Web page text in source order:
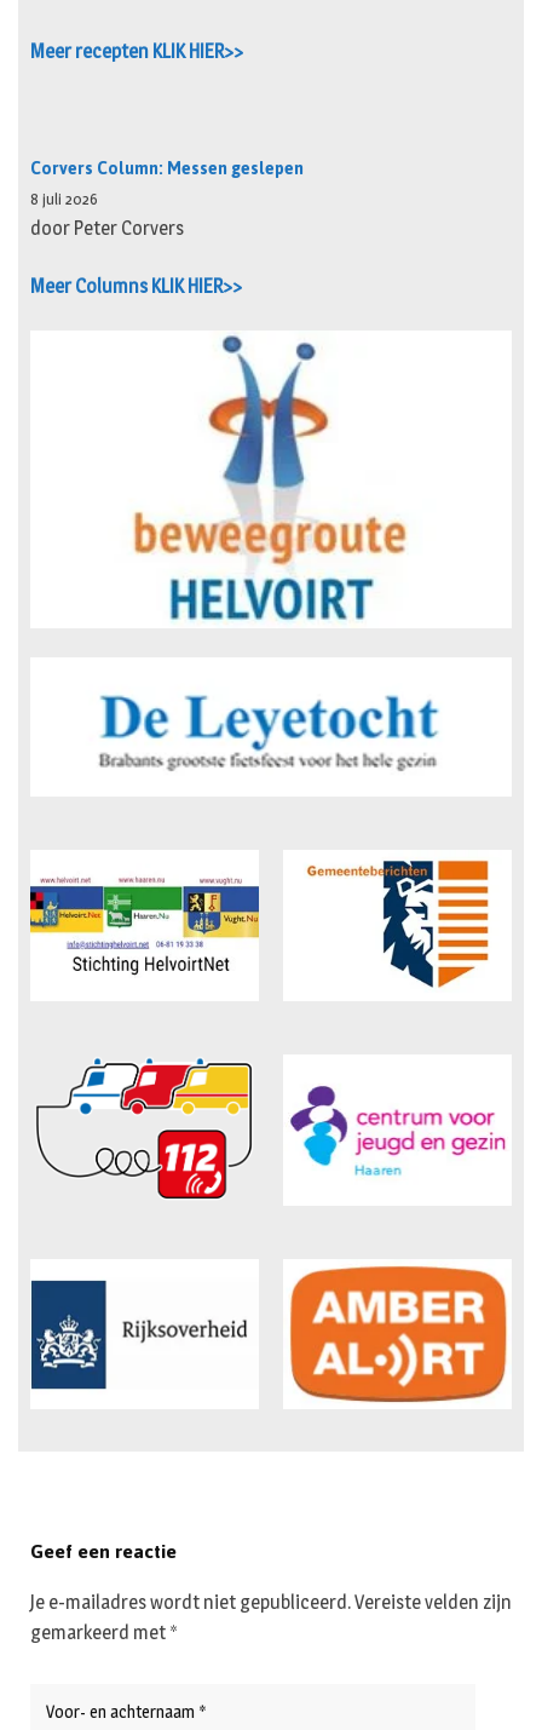
Meer recepten KLIK HIER>>
Corvers Column: Messen geslepen
8 juli 2026
door Peter Corvers
Meer Columns KLIK HIER>>
Geef een reactie
Je e-mailadres wordt niet gepubliceerd.Vereiste velden zijn
gemarkeerd met *